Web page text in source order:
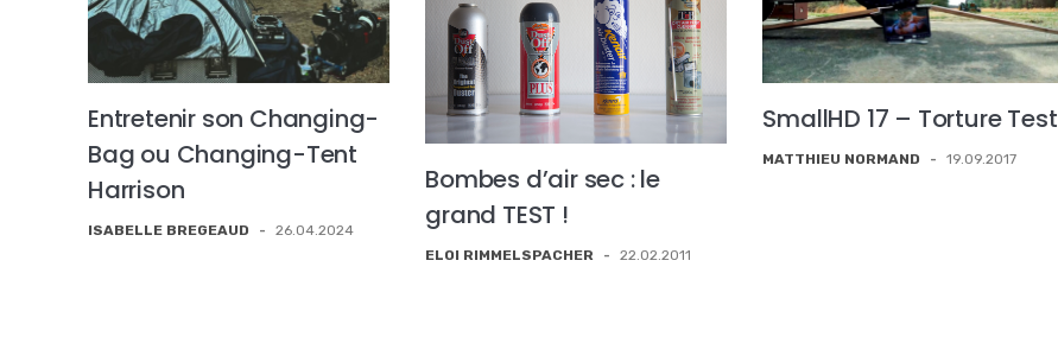
Entretenir son Changing-
Bag ou Changing-Tent
Harrison
ISABELLE BREGEAUD - 26.04.2024
Bombes d’air sec : le
grand TEST !
ELOI RIMMELSPACHER - 22.02.2011
SmallHD 17 – Torture Test
MATTHIEU NORMAND - 19.09.2017